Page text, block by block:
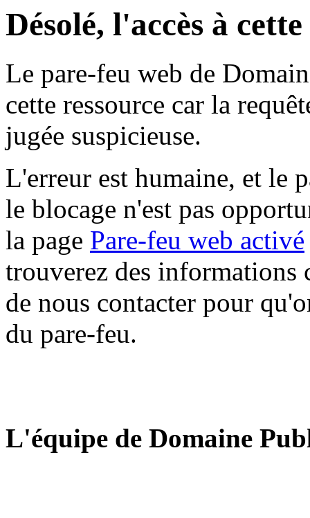
Désolé, l'accès à
Le pare-feu web de
cette ressource car la
jugée suspicieuse.
L'erreur est humaine, et le
le blocage n'est pas
la page Pare-feu web activé
trouverez des informations
de nous contacter pour
du pare-feu.
L'équipe de Domaine